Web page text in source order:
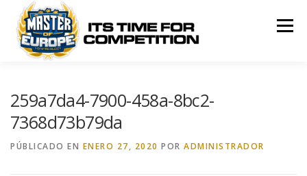
contenido
Menú
259a7da4-7900-458a-8bc2-
7368d73b79da
PÚBLICADO EN ENERO 27, 2020 POR ADMINISTRADOR